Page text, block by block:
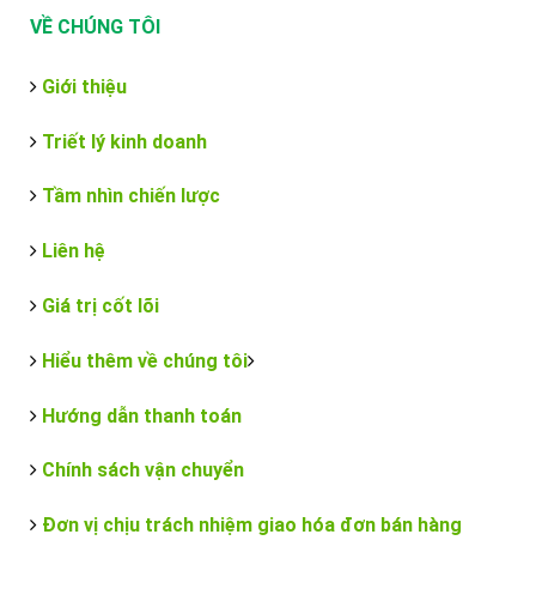
VỀ CHÚNG TÔI
Giới thiệu
Triết lý kinh doanh
Tầm nhìn chiến lược
Liên hệ
Giá trị cốt lõi
Hiểu thêm về chúng tôi
Hướng dẫn thanh toán
Chính sách vận chuyển
Đơn vị chịu trách nhiệm giao hóa đơn bán hàng